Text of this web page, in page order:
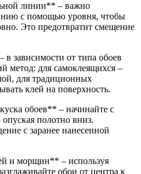
линии** – важно
с помощью уровня, чтобы
Это предотвратит смещение
зависимости от типа обоев
метод: для самоклеящихся –
для традиционных
клей на поверхность.
обоев** – начинайте с
полотно вниз.
с заранее нанесенной
и морщин** – используя
обои от центра к